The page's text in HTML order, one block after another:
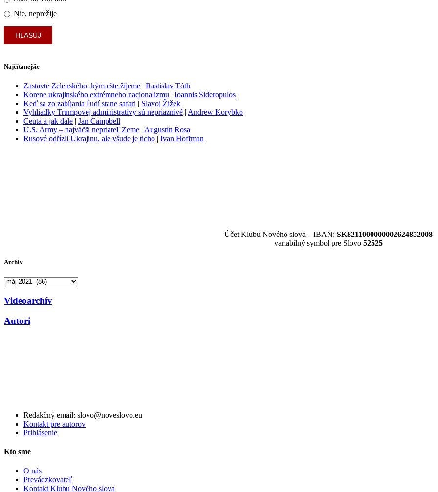
Nie, neprežije
Najčítanejšie
Zastavte Zelenského, kým ešte žijeme | Rastislav Tóth
Korene ukrajinského extrémneho nacionalizmu | Ioannis Sideropulos
Keď sa zo zabíjania ľudí stane safari | Slavoj Žižek
Vyhliadky Trumpovej administratívy sú nepriaznivé | Andrew Korybko
Ceuta a jak dále | Jan Campbell
U.S. Army – najväčší nepriateľ Zeme | Augustín Rosa
Rusové odřízli Ukrajinu, ale všude je ticho | Ivan Hoffman
Účet Klubu Nového slova – IBAN: SK8211000000002624852008
variabilný symbol pre Slovo 52525
Archív
Archív
Videoarchív
Autori
Redakčný email: slovo@noveslovo.eu
Kontakt pre autorov
Prihlásenie
Kto sme
O nás
Prevádzkovateľ
Kontakt Klubu Nového slova